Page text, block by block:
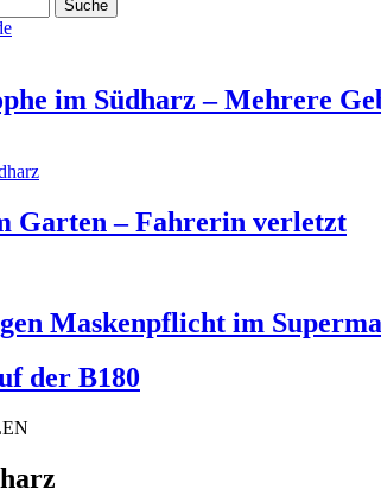
im Südharz – Mehrere
Garten – Fahrerin verletzt
Maskenpflicht im
der B180